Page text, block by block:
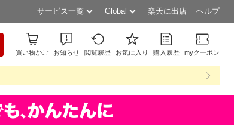
サービス一覧 Global 楽天に出店 ヘルプ
買い物かご お知らせ 閲覧履歴 お気に入り 購入履歴 myクーポン